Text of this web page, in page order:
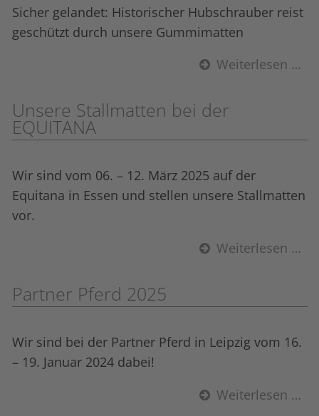
Sicher gelandet: Historischer Hubschrauber reist
geschützt durch unsere Gummi­matten
Weiterlesen …
Unsere Stall­matten bei der
EQUITANA
Wir sind vom 06. – 12. März 2025 auf der
Equitana in Essen und stellen unsere Stall­matten
vor.
Weiterlesen …
Partner Pferd 2025
Wir sind bei der Partner Pferd in Leipzig vom 16.
– 19. Januar 2024 dabei!
Weiterlesen …